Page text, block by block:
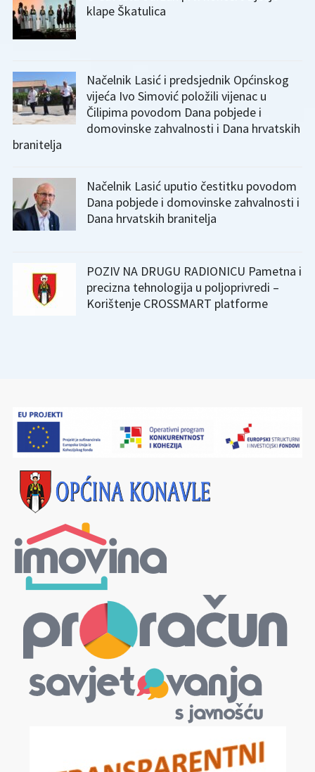
klape Škatulica
Načelnik Lasić i predsjednik Općinskog
vijeća Ivo Simović položili vijenac u
Čilipima povodom Dana pobjede i
domovinske zahvalnosti i Dana hrvatskih
branitelja
Načelnik Lasić uputio čestitku povodom
Dana pobjede i domovinske zahvalnosti i
Dana hrvatskih branitelja
POZIV NA DRUGU RADIONICU Pametna i
precizna tehnologija u poljoprivredi –
Korištenje CROSSMART platforme